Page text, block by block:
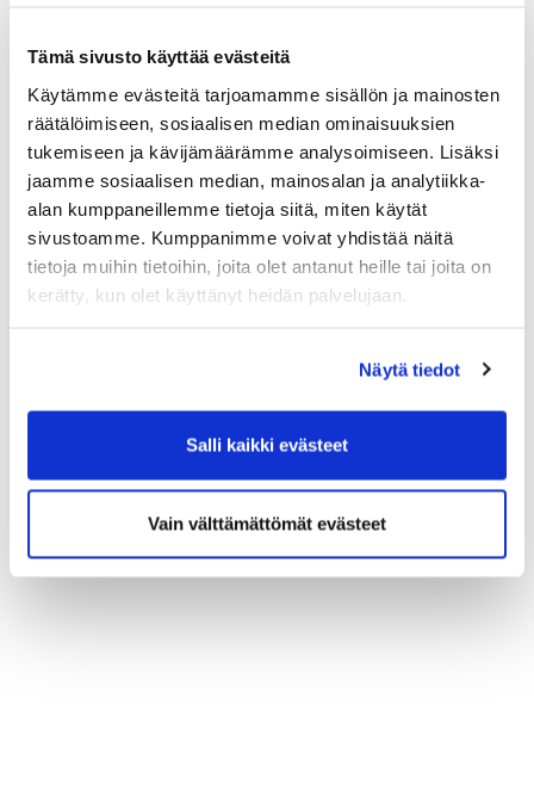
Tämä sivusto käyttää evästeitä
Käytämme evästeitä tarjoamamme sisällön ja mainosten
räätälöimiseen, sosiaalisen median ominaisuuksien
tukemiseen ja kävijämäärämme analysoimiseen. Lisäksi
jaamme sosiaalisen median, mainosalan ja analytiikka-
alan kumppaneillemme tietoja siitä, miten käytät
sivustoamme. Kumppanimme voivat yhdistää näitä
tietoja muihin tietoihin, joita olet antanut heille tai joita on
kerätty, kun olet käyttänyt heidän palvelujaan.
Näytä tiedot
Salli kaikki evästeet
Vain välttämättömät evästeet
Kaisa